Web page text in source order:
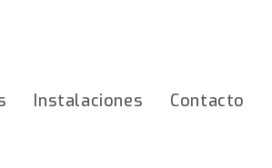
Instalaciones Contacto